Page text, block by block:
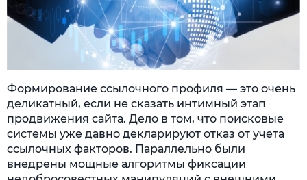
Формирование ссылочного профиля — это очень
деликатный, если не сказать интимный этап
продвижения сайта. Дело в том, что поисковые
системы уже давно декларируют отказ от учета
ссылочных факторов. Параллельно были
внедрены мощные алгоритмы фиксации